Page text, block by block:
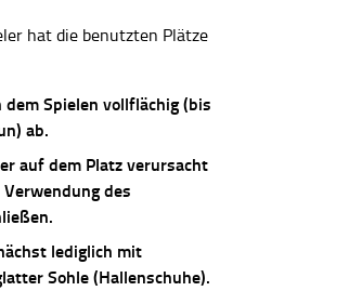
hat die benutzten Plätze
Spielen vollflächig (bis
ab.
auf dem Platz verursacht
des
lediglich mit
Sohle (Hallenschuhe).